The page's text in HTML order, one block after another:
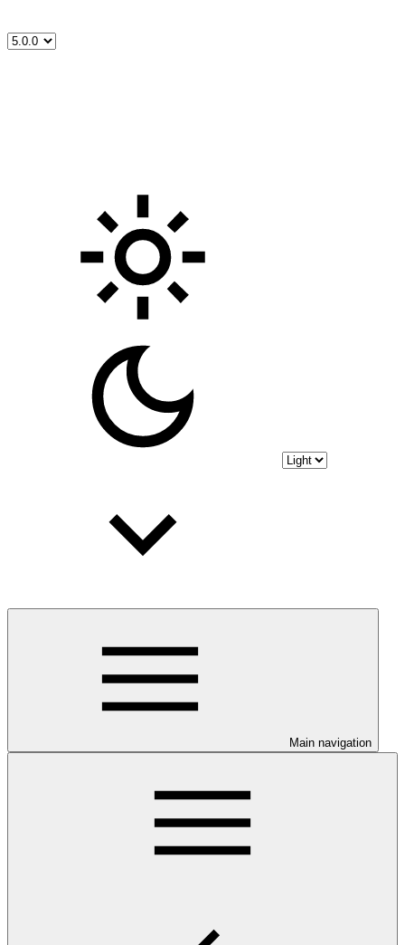
Main navigation